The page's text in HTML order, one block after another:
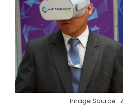
Image Source :